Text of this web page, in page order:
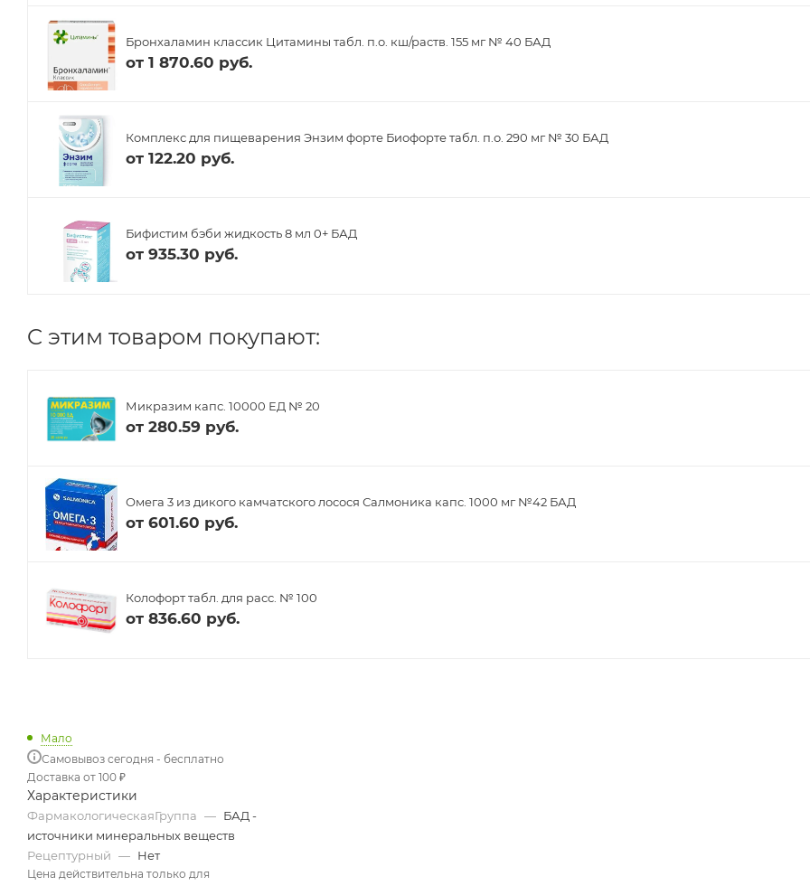
Бронхаламин классик Цитамины табл. п.о. кш/раств. 155 мг № 40 БАД
от 1 870.60 руб.
Комплекс для пищеварения Энзим форте Биофорте табл. п.о. 290 мг № 30 БАД
от 122.20 руб.
Бифистим бэби жидкость 8 мл 0+ БАД
от 935.30 руб.
C этим товаром покупают:
Микразим капс. 10000 ЕД № 20
от 280.59 руб.
Омега 3 из дикого камчатского лосося Салмоника капс. 1000 мг №42 БАД
от 601.60 руб.
Колофорт табл. для расс. № 100
от 836.60 руб.
Мало
Самовывоз сегодня - бесплатно
Доставка от 100 ₽
Характеристики
ФармакологическаяГруппа — БАД -
источники минеральных веществ
Рецептурный — Нет
Цена действительна только для